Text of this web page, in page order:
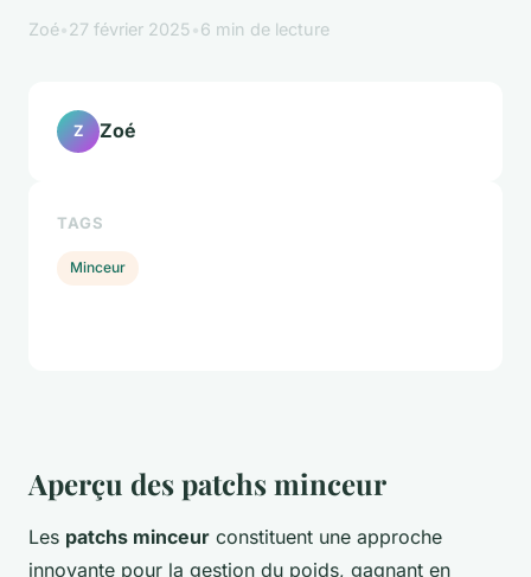
Zoé•27 février 2025•6 min de lecture
Aperçu des patchs minceur
Les patchs minceur constituent une approche
innovante pour la gestion du poids, gagnant en
Z Zoé
TAGS
Minceur